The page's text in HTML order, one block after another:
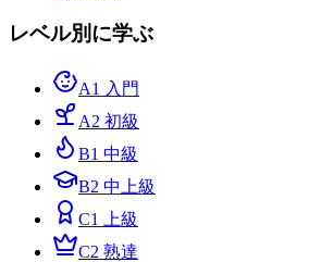
レベル別に学ぶ
A1 入門
A2 初級
B1 中級
B2 中上級
C1 上級
C2 熟達